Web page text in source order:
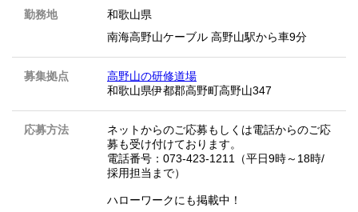
勤務地
和歌山県
南海高野山ケーブル 高野山駅から車9分
募集拠点
高野山の研修道場
和歌山県伊都郡高野町高野山347
応募方法
ネットからのご応募もしくは電話からのご応
募も受け付けております。
電話番号：073-423-1211（平日9時～18時/
採用担当まで）
ハローワークにも掲載中！